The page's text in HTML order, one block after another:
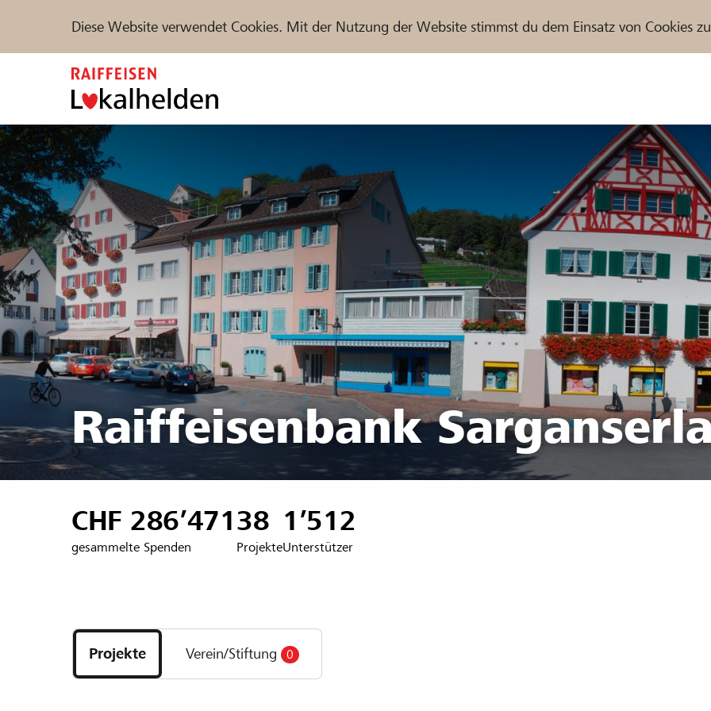
Diese Website verwendet Cookies. Mit der Nutzung der Website stimmst du dem Einsatz von Cookies
Unterstützen
Projekte und Organisationen finden
DE FR IT
Raiffeisenbank
CHF 286’471
gesammelte Spenden
38
Projekte
1’512
Unterstützer
Projekte
und
Organisationen
Projekte Verein/Stiftung 0